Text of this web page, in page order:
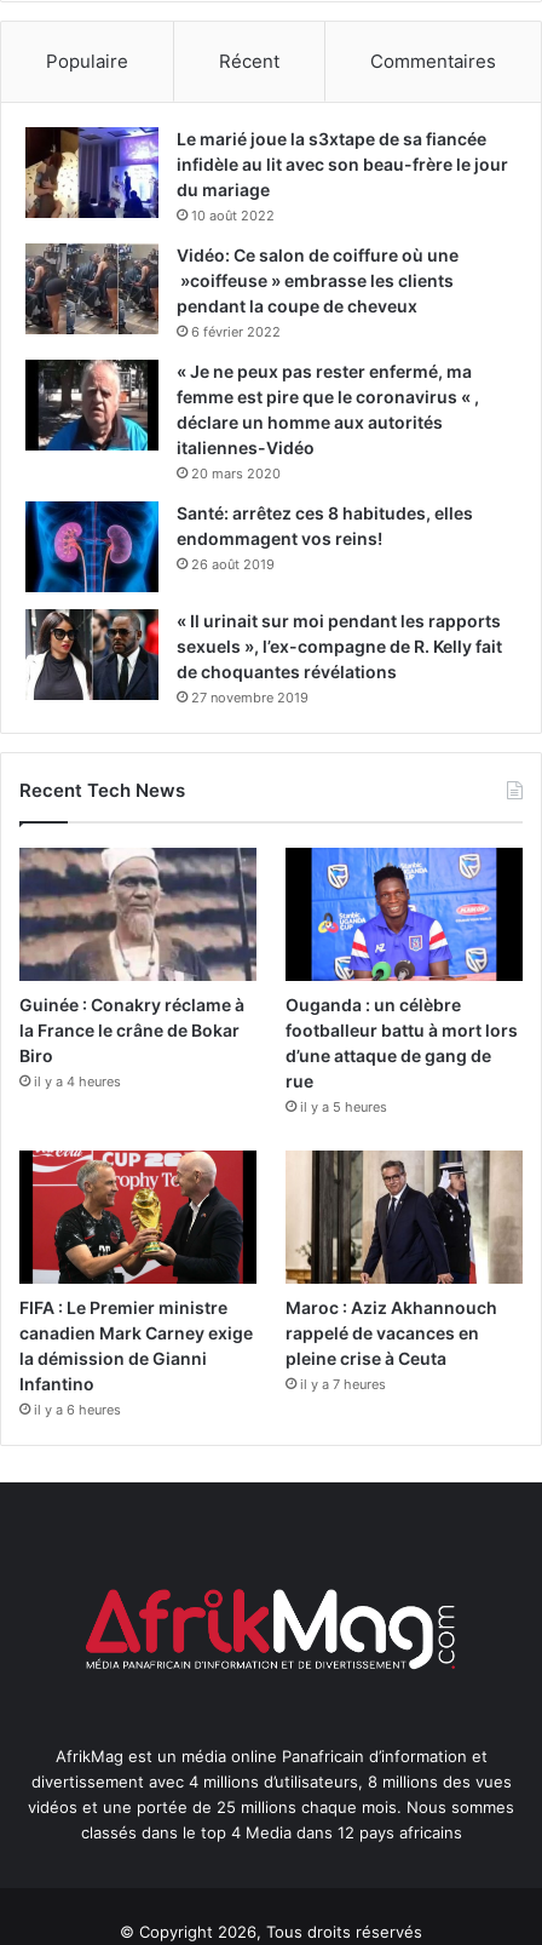
Populaire Récent Commentaires
Le marié joue la s3xtape de sa fiancée
infidèle au lit avec son beau-frère le jour
du mariage
10 août 2022
Vidéo: Ce salon de coiffure où une
»coiffeuse » embrasse les clients
pendant la coupe de cheveux
6 février 2022
« Je ne peux pas rester enfermé, ma
femme est pire que le coronavirus « ,
déclare un homme aux autorités
italiennes-Vidéo
20 mars 2020
Santé: arrêtez ces 8 habitudes, elles
endommagent vos reins!
26 août 2019
« Il urinait sur moi pendant les rapports
sexuels », l’ex-compagne de R. Kelly fait
de choquantes révélations
27 novembre 2019
Recent Tech News
Guinée : Conakry réclame à
la France le crâne de Bokar
Biro
il y a 4 heures
Ouganda : un célèbre
footballeur battu à mort lors
d’une attaque de gang de
rue
il y a 5 heures
FIFA : Le Premier ministre
canadien Mark Carney exige
la démission de Gianni
Infantino
il y a 6 heures
Maroc : Aziz Akhannouch
rappelé de vacances en
pleine crise à Ceuta
il y a 7 heures
AfrikMag est un média online Panafricain d’information et
divertissement avec 4 millions d’utilisateurs, 8 millions des vues
vidéos et une portée de 25 millions chaque mois. Nous sommes
classés dans le top 4 Media dans 12 pays africains
© Copyright 2026, Tous droits réservés